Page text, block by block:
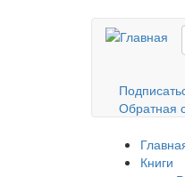
Обратная
Книги